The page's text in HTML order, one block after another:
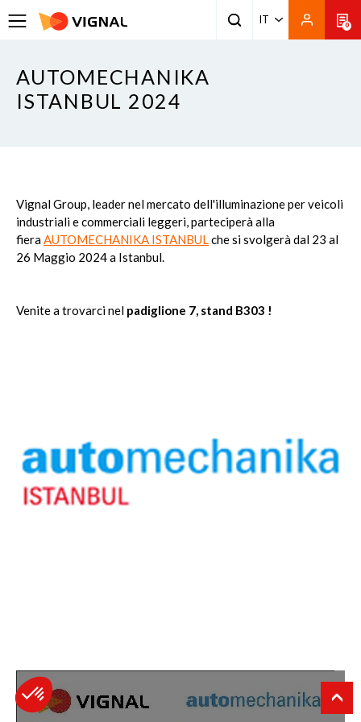
IT 0
AUTOMECHANIKA
ISTANBUL 2024
Vignal Group, leader nel mercato dell'illuminazione per veicoli
industriali e commerciali leggeri, parteciperà alla
fieraAUTOMECHANIKA ISTANBULche si svolgerà dal 23 al
26 Maggio 2024 a Istanbul.
Venite a trovarci nel padiglione 7, stand B303 !